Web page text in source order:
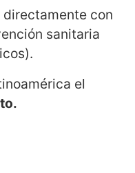
con
sanitaria
el